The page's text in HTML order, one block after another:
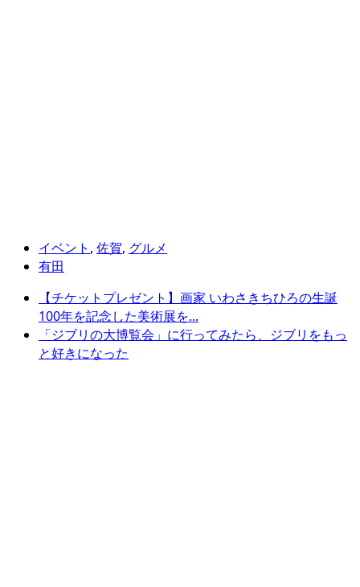
イベント , 佐賀, グルメ
有田
【チケットプレゼント】画家 いわさきちひろの生誕
100年を記念した美術展を...
「ジブリの大博覧会」に行ってみたら、ジブリをもっ
と好きになった